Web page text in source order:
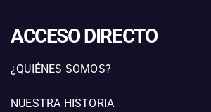
ACCESO DIRECTO
¿QUIÉNES SOMOS?
NUESTRA HISTORIA